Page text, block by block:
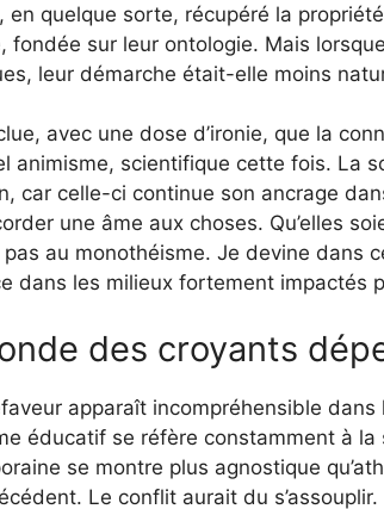
en quelque sorte, récupéré la
fondée sur leur ontologie. Mais
leur démarche était-elle moins
avec une dose d’ironie, que la
animisme, scientifique cette fois. La
car celle-ci continue son ancrage
une âme aux choses. Qu’elles
au monothéisme. Je devine dans
dans les milieux fortement impactés
des croyants
apparaît incompréhensible
éducatif se réfère constamment à la
se montre plus agnostique
Le conflit aurait du